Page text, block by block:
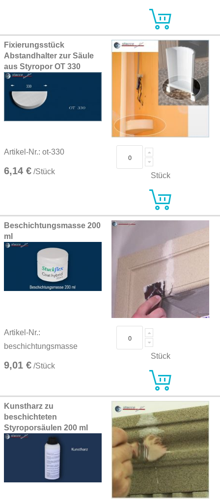
Fixierungsstück
Abstandhalter zur Säule
aus Styropor OT 330
Artikel-Nr.: ot-330
6,14 € /Stück Stück
Beschichtungsmasse 200
ml
Artikel-Nr.:
beschichtungsmasse
9,01 € /Stück
Stück
Kunstharz zu
beschichteten
Styroporsäulen 200 ml